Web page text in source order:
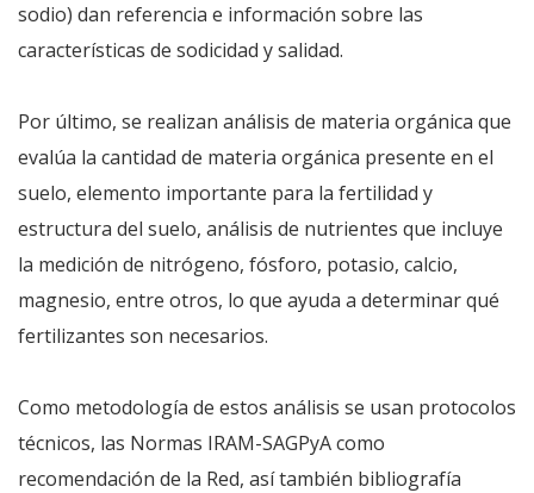
sodio) dan referencia e información sobre las
características de sodicidad y salidad.
Por último, se realizan análisis de materia orgánica que
evalúa la cantidad de materia orgánica presente en el
suelo, elemento importante para la fertilidad y
estructura del suelo, análisis de nutrientes que incluye
la medición de nitrógeno, fósforo, potasio, calcio,
magnesio, entre otros, lo que ayuda a determinar qué
fertilizantes son necesarios.
Como metodología de estos análisis se usan protocolos
técnicos, las Normas IRAM-SAGPyA como
recomendación de la Red, así también bibliografía